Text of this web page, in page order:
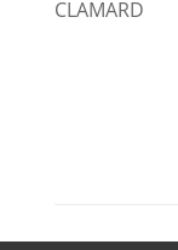
CLAMARD